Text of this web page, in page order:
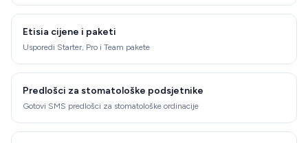
Etisia cijene i paketi
Usporedi Starter, Pro i Team pakete
Predlošci za stomatološke podsjetnike
Gotovi SMS predlošci za stomatološke ordinacije